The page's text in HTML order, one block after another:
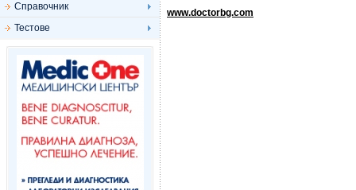
Справочник
Тестове
www.doctorbg.com